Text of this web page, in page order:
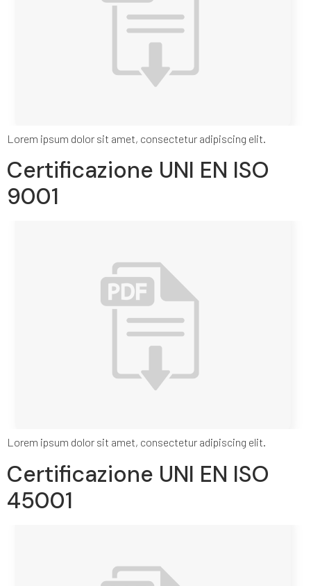
Lorem ipsum dolor sit amet, consectetur adipiscing elit.
Certificazione UNI EN ISO
9001
Lorem ipsum dolor sit amet, consectetur adipiscing elit.
Certificazione UNI EN ISO
45001